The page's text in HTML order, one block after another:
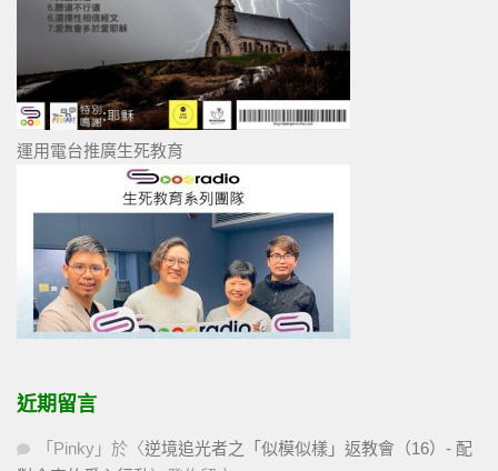
運用電台推廣生死教育
近期留言
「 Pinky 」於〈逆境追光者之「似模似樣」返教會（16）- 配